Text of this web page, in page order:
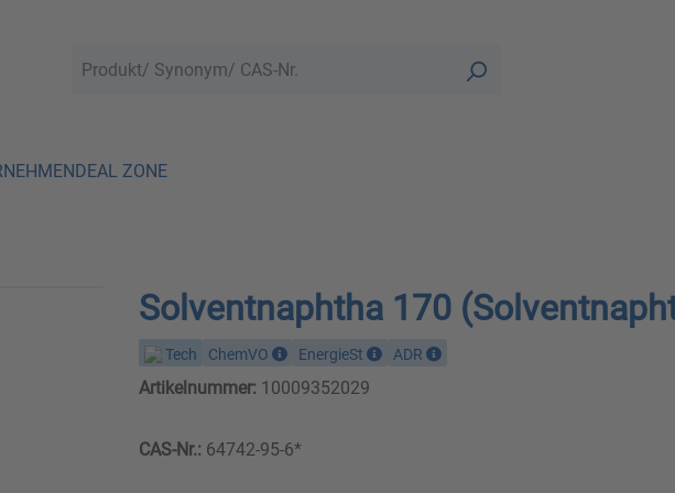
DEAL ZONE
Solventnaphtha 170
Tech ChemVO EnergieSt ADR
Artikelnummer:10009352029
CAS-Nr.:64742-95-6*